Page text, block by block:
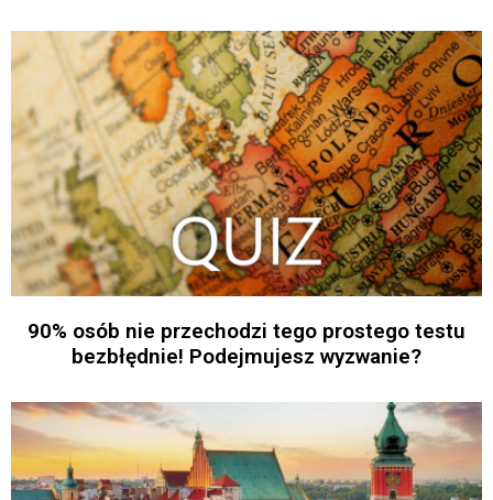
90% osób nie przechodzi tego prostego testu
bezbłędnie! Podejmujesz wyzwanie?